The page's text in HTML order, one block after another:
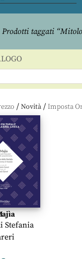
Prodotti taggati
/ Novità /
Stefania